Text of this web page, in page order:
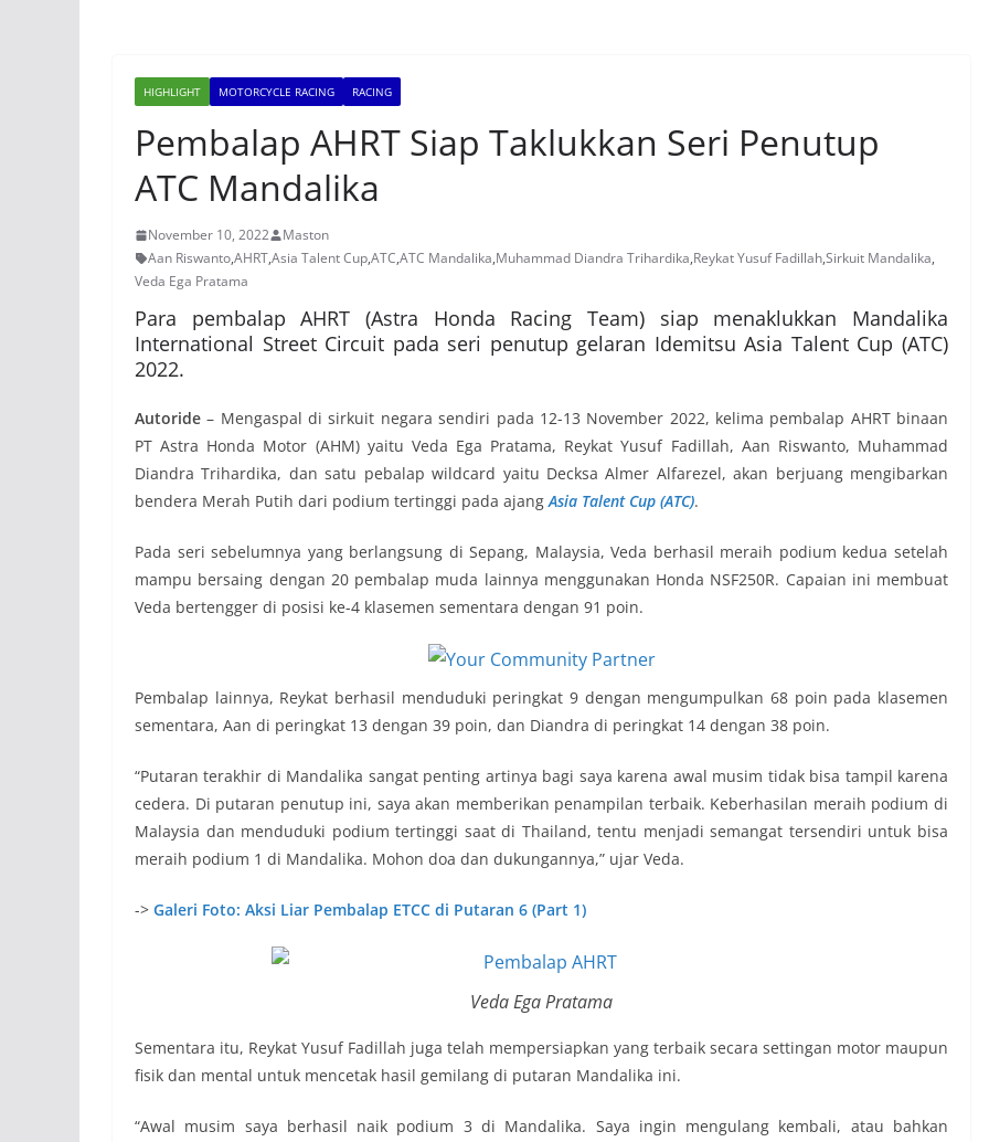
HIGHLIGHT MOTORCYCLE RACING RACING
Pembalap AHRT Siap Taklukkan Seri Penutup
ATC Mandalika
November 10, 2022
Maston
Aan Riswanto,AHRT,Asia Talent Cup,ATC,ATC Mandalika,Muhammad Diandra Trihardika,Reykat Yusuf Fadillah,Sirkuit Mandalika,
Veda Ega Pratama
Para pembalap AHRT (Astra Honda Racing Team) siap menaklukkan Mandalika
International Street Circuit pada seri penutup gelaran Idemitsu Asia Talent Cup (ATC)
2022.
Autoride – Mengaspal di sirkuit negara sendiri pada 12-13 November 2022, kelima pembalap AHRT binaan
PT Astra Honda Motor (AHM) yaitu Veda Ega Pratama, Reykat Yusuf Fadillah, Aan Riswanto, Muhammad
Diandra Trihardika, dan satu pebalap wildcard yaitu Decksa Almer Alfarezel, akan berjuang mengibarkan
bendera Merah Putih dari podium tertinggi pada ajangAsia Talent Cup (ATC).
Pada seri sebelumnya yang berlangsung di Sepang, Malaysia, Veda berhasil meraih podium kedua setelah
mampu bersaing dengan 20 pembalap muda lainnya menggunakan Honda NSF250R. Capaian ini membuat
Veda bertengger di posisi ke-4 klasemen sementara dengan 91 poin.
Pembalap lainnya, Reykat berhasil menduduki peringkat 9 dengan mengumpulkan 68 poin pada klasemen
sementara, Aan di peringkat 13 dengan 39 poin, dan Diandra di peringkat 14 dengan 38 poin.
“Putaran terakhir di Mandalika sangat penting artinya bagi saya karena awal musim tidak bisa tampil karena
cedera. Di putaran penutup ini, saya akan memberikan penampilan terbaik. Keberhasilan meraih podium di
Malaysia dan menduduki podium tertinggi saat di Thailand, tentu menjadi semangat tersendiri untuk bisa
meraih podium 1 di Mandalika. Mohon doa dan dukungannya,” ujar Veda.
-> Galeri Foto: Aksi Liar Pembalap ETCC di Putaran 6 (Part 1)
Veda Ega Pratama
Sementara itu, Reykat Yusuf Fadillah juga telah mempersiapkan yang terbaik secara settingan motor maupun
fisik dan mental untuk mencetak hasil gemilang di putaran Mandalika ini.
“Awal musim saya berhasil naik podium 3 di Mandalika. Saya ingin mengulang kembali, atau bahkan